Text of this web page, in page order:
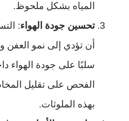
المياه بشكل ملحوظ.
تحسين جودة الهواء:
أن تؤدي إلى نمو العفن
سلبًا على جودة الهواء
الفحص على تقليل
بهذه الملوثات.